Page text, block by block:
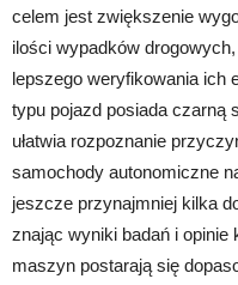
celem jest zwiększenie
ilości wypadków
lepszego weryfikowania ich
typu pojazd posiada czarną
ułatwia rozpoznanie
samochody autonomiczne
jeszcze przynajmniej kilka
znając wyniki badań i opinie
maszyn postarają się